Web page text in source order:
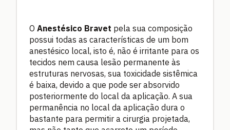
O Anestésico Bravet pela sua composição
possui todas as características de um bom
anestésico local, isto é, não é irritante para os
tecidos nem causa lesão permanente às
estruturas nervosas, sua toxicidade sistêmica
é baixa, devido a que pode ser absorvido
posteriormente do local da aplicação. A sua
permanência no local da aplicação dura o
bastante para permitir a cirurgia projetada,